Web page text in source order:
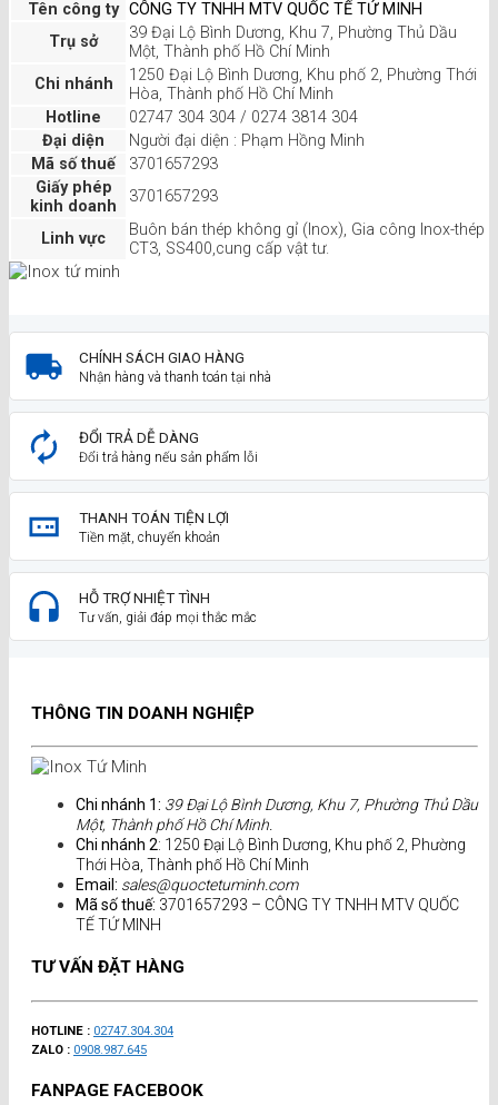
Tên công ty CÔNG TY TNHH MTV QUỐC TẾ TỨ MINH
Trụ sở
39 Đại Lộ Bình Dương, Khu 7, Phường Thủ Dầu
Một, Thành phố Hồ Chí Minh
Chi nhánh
1250 Đại Lộ Bình Dương, Khu phố 2, Phường Thới
Hòa, Thành phố Hồ Chí Minh
Hotline
02747 304 304 / 0274 3814 304
Đại diện
Người đại diện : Phạm Hồng Minh
Mã số thuế
3701657293
Giấy phép
kinh doanh
3701657293
Linh vực
Buôn bán thép không gỉ (Inox), Gia công Inox-thép
CT3, SS400,cung cấp vật tư.
CHÍNH SÁCH GIAO HÀNG
Nhận hàng và thanh toán tại nhà
ĐỔI TRẢ DỄ DÀNG
Đổi trả hàng nếu sản phẩm lỗi
THANH TOÁN TIỆN LỢI
Tiền mặt, chuyển khoản
HỖ TRỢ NHIỆT TÌNH
Tư vấn, giải đáp mọi thắc mắc
THÔNG TIN DOANH NGHIỆP
Chi nhánh 1: 39 Đại Lộ Bình Dương, Khu 7, Phường Thủ Dầu
Một, Thành phố Hồ Chí Minh.
Chi nhánh 2: 1250 Đại Lộ Bình Dương, Khu phố 2, Phường
Thới Hòa, Thành phố Hồ Chí Minh
Email: sales@quoctetuminh.com
Mã số thuế: 3701657293 – CÔNG TY TNHH MTV QUỐC
TẾ TỨ MINH
TƯ VẤN ĐẶT HÀNG
HOTLINE : 02747.304.304
ZALO : 0908.987.645
FANPAGE FACEBOOK